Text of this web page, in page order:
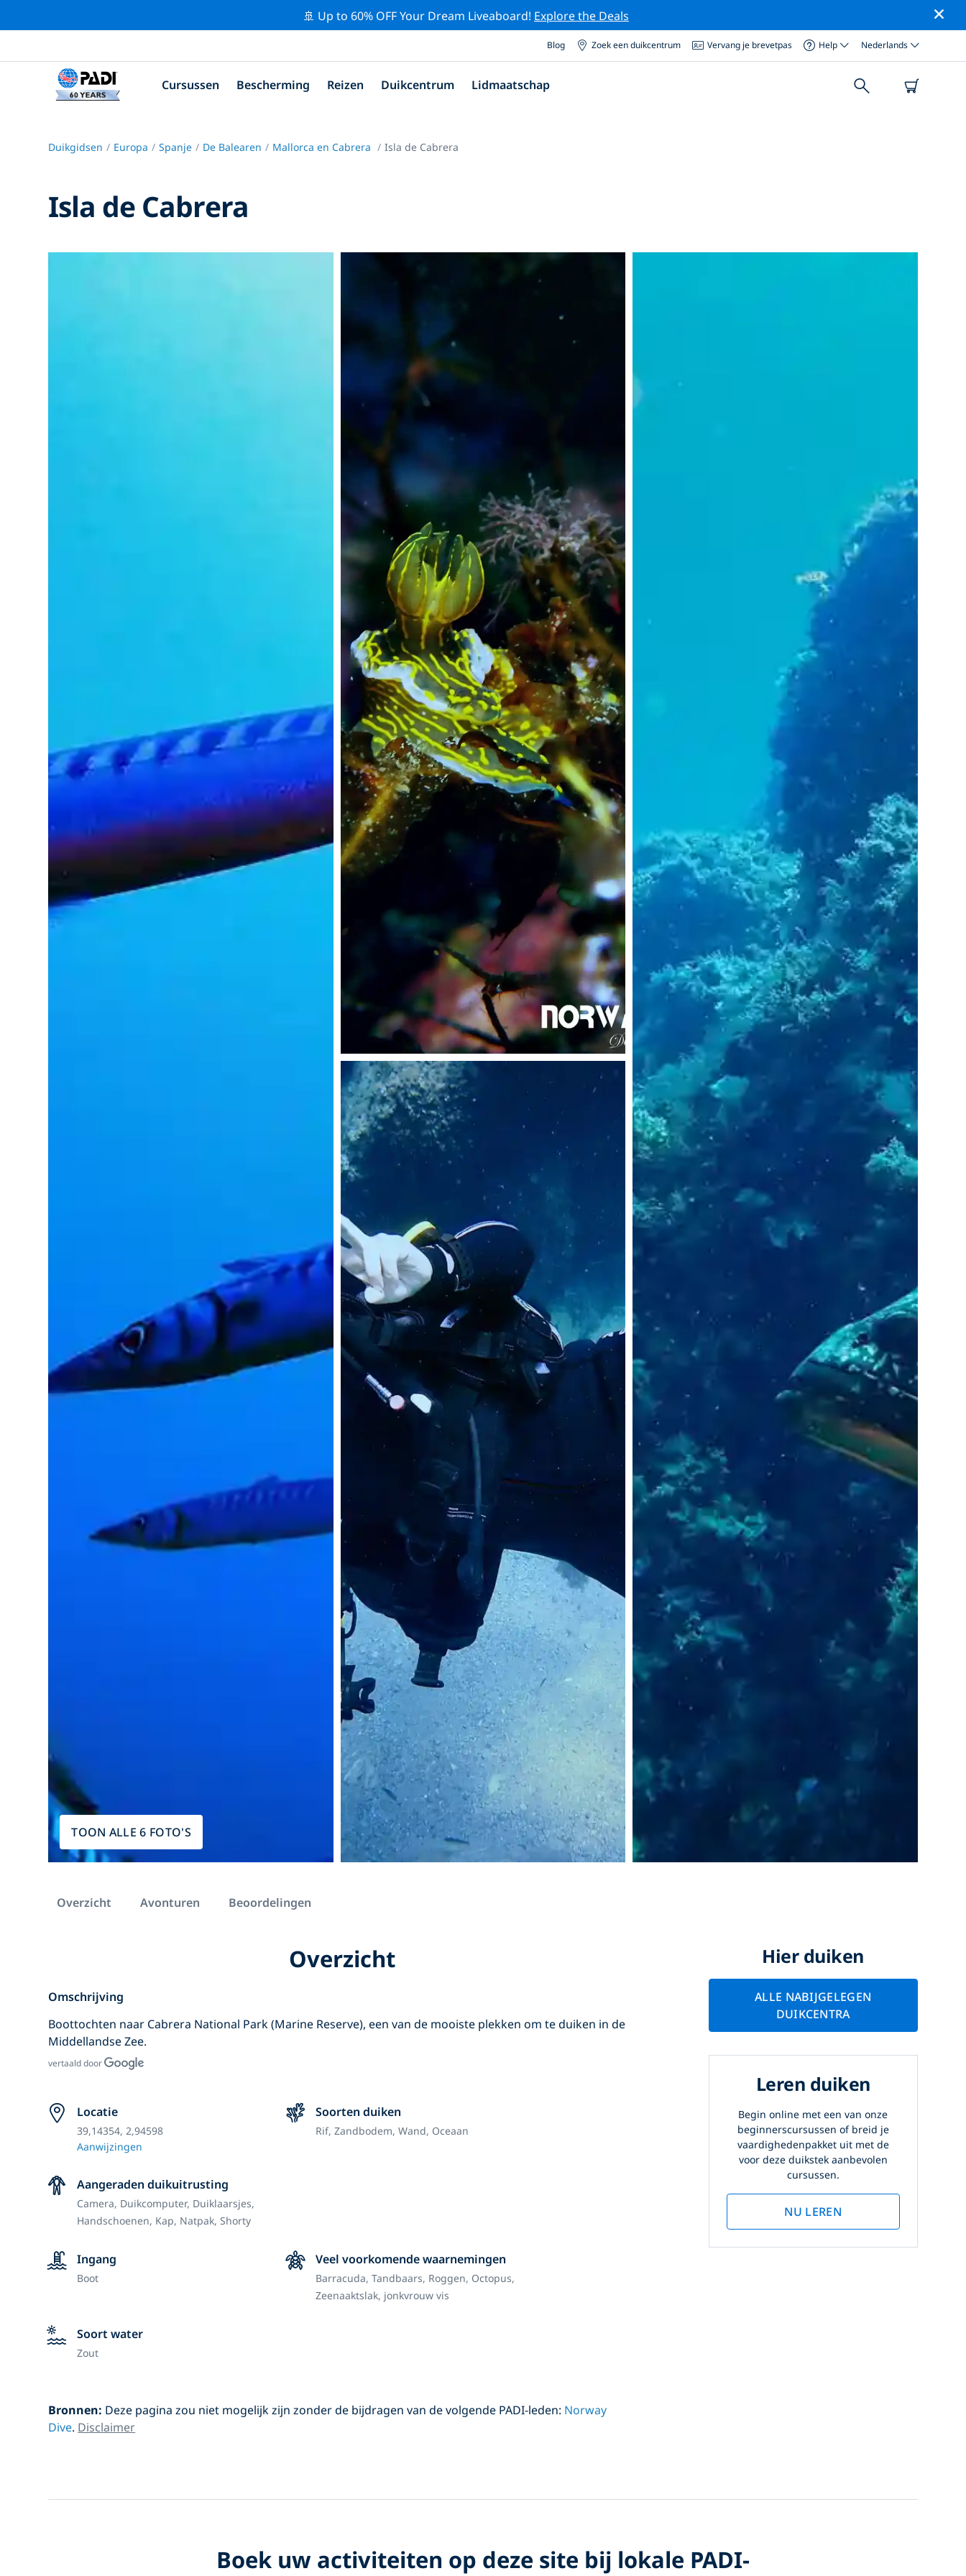
🚢 Up to 60% OFF Your Dream Liveaboard! Explore the Deals
Blog Zoek een duikcentrum Vervang je brevetpas Help Nederlands
Cursussen Bescherming Reizen Duikcentrum Lidmaatschap
Duikgidsen Europa Spanje De Balearen Mallorca en Cabrera Isla de Cabrera
Isla de Cabrera
TOON ALLE 6 FOTO'S
Overzicht Avonturen Beoordelingen
Overzicht
Omschrijving
Boottochten naar Cabrera National Park (Marine Reserve), een van de mooiste plekken om te duiken in de
Middellandse Zee.
vertaald door
Locatie
39,14354, 2,94598
Aanwijzingen
Soorten duiken
Rif,Zandbodem,Wand, Oceaan
Aangeraden duikuitrusting
Camera, Duikcomputer, Duiklaarsjes,
Handschoenen, Kap, Natpak, Shorty
Ingang
Boot
Veel voorkomende waarnemingen
Barracuda,Tandbaars, Roggen, Octopus,
Zeenaaktslak, jonkvrouw vis
Soort water
Zout
Bronnen: Deze pagina zou niet mogelijk zijn zonder de bijdragen van de volgende PADI-leden: Norway
Dive. Disclaimer
Hier duiken
ALLE NABIJGELEGEN
DUIKCENTRA
Leren duiken
Begin online met een van onze
beginnerscursussen of breid je
vaardighedenpakket uit met de
voor deze duikstek aanbevolen
cursussen.
NU LEREN
Boek uw activiteiten op deze site bij lokale PADI-